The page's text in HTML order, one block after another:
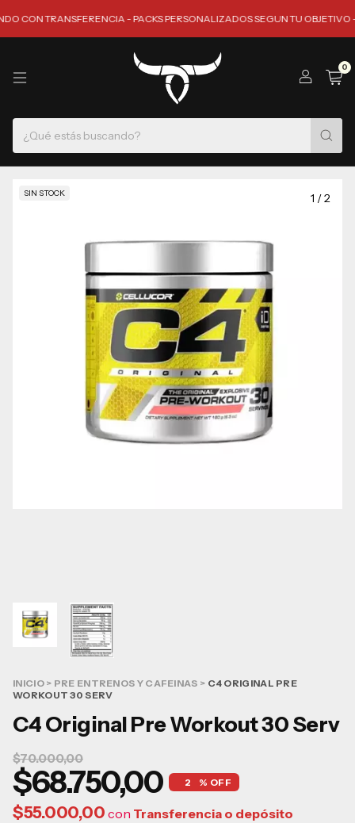
CON TRANSFERENCIA - PACKS PERSONALIZADOS SEGUN TU OBJETIVO
0
SIN STOCK 1 /2
INICIO > PRE ENTRENOS Y CAFEINAS > C4 ORIGINAL PRE
WORKOUT 30 SERV
C4 Original Pre Workout 30 Serv
$70.000,00
$68.750,00 2 % OFF
$55.000,00 con Transferencia o depósito